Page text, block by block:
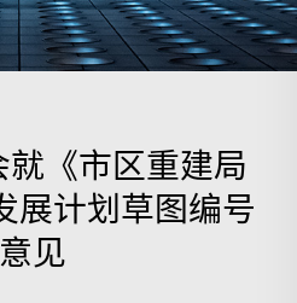
《市区重建局
展计划草图编号
见